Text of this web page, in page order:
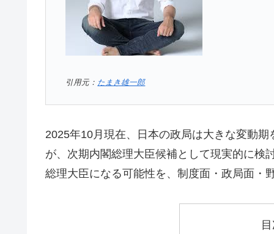
引用元： たまき雄一郎
2025年10月現在、日本の政局は大きな変動
が、次期内閣総理大臣候補として現実的に検
総理大臣になる可能性を、制度面・政局面・